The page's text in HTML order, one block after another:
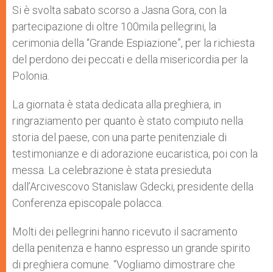
p
p
g
e
r
o
k
r
Si è svolta sabato scorso a Jasna Gora, con la
partecipazione di oltre 100mila pellegrini, la
cerimonia della “Grande Espiazione”, per la richiesta
del perdono dei peccati e della misericordia per la
Polonia.
La giornata è stata dedicata alla preghiera, in
ringraziamento per quanto è stato compiuto nella
storia del paese, con una parte penitenziale di
testimonianze e di adorazione eucaristica, poi con la
messa. La celebrazione è stata presieduta
dall’Arcivescovo Stanislaw Gdecki, presidente della
Conferenza episcopale polacca.
Molti dei pellegrini hanno ricevuto il sacramento
della penitenza e hanno espresso un grande spirito
di preghiera comune. “Vogliamo dimostrare che